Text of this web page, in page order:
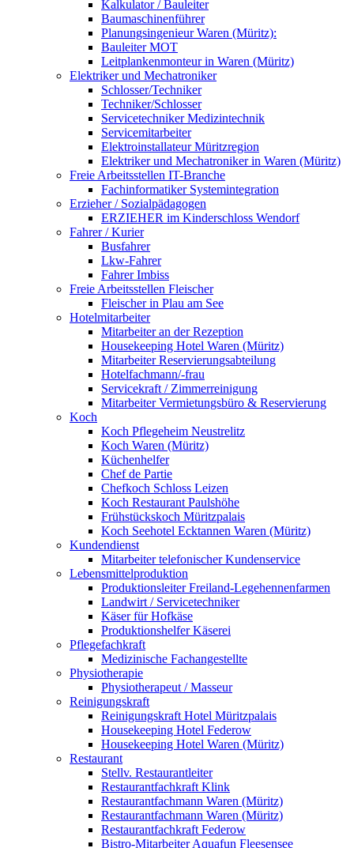
Kalkulator / Bauleiter
Baumaschinenführer
Planungsingenieur Waren (Müritz):
Bauleiter MOT
Leitplankenmonteur in Waren (Müritz)
Elektriker und Mechatroniker
Schlosser/Techniker
Techniker/Schlosser
Servicetechniker Medizintechnik
Servicemitarbeiter
Elektroinstallateur Müritzregion
Elektriker und Mechatroniker in Waren (Müritz)
Freie Arbeitsstellen IT-Branche
Fachinformatiker Systemintegration
Erzieher / Sozialpädagogen
ERZIEHER im Kinderschloss Wendorf
Fahrer / Kurier
Busfahrer
Lkw-Fahrer
Fahrer Imbiss
Freie Arbeitsstellen Fleischer
Fleischer in Plau am See
Hotelmitarbeiter
Mitarbeiter an der Rezeption
Housekeeping Hotel Waren (Müritz)
Mitarbeiter Reservierungsabteilung
Hotelfachmann/-frau
Servicekraft / Zimmerreinigung
Mitarbeiter Vermietungsbüro & Reservierung
Koch
Koch Pflegeheim Neustrelitz
Koch Waren (Müritz)
Küchenhelfer
Chef de Partie
Chefkoch Schloss Leizen
Koch Restaurant Paulshöhe
Frühstückskoch Müritzpalais
Koch Seehotel Ecktannen Waren (Müritz)
Kundendienst
Mitarbeiter telefonischer Kundenservice
Lebensmittelproduktion
Produktionsleiter Freiland-Legehennenfarmen
Landwirt / Servicetechniker
Käser für Hofkäse
Produktionshelfer Käserei
Pflegefachkraft
Medizinische Fachangestellte
Physiotherapie
Physiotherapeut / Masseur
Reinigungskraft
Reinigungskraft Hotel Müritzpalais
Housekeeping Hotel Federow
Housekeeping Hotel Waren (Müritz)
Restaurant
Stellv. Restaurantleiter
Restaurantfachkraft Klink
Restaurantfachmann Waren (Müritz)
Restaurantfachmann Waren (Müritz)
Restaurantfachkraft Federow
Bistro-Mitarbeiter Aquafun Fleesensee